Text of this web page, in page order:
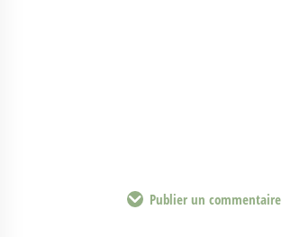
Publier un commentaire